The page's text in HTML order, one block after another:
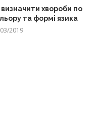
визначити хвороби по
та формі язика
2019